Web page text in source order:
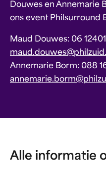
Douwes en Annemarie
ons event Philsurround
Maud Douwes: 06
Annemarie Borm: 088
Alle informatie